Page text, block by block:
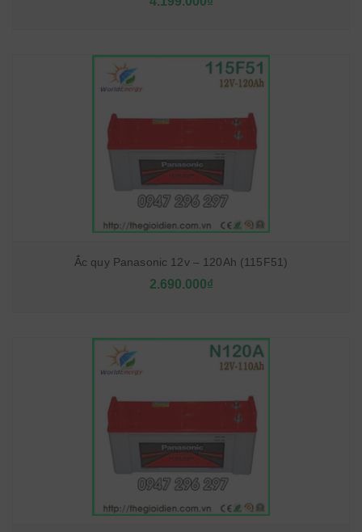
Ắc quy Panasonic 12v – 120Ah (115F51)
2.690.000₫